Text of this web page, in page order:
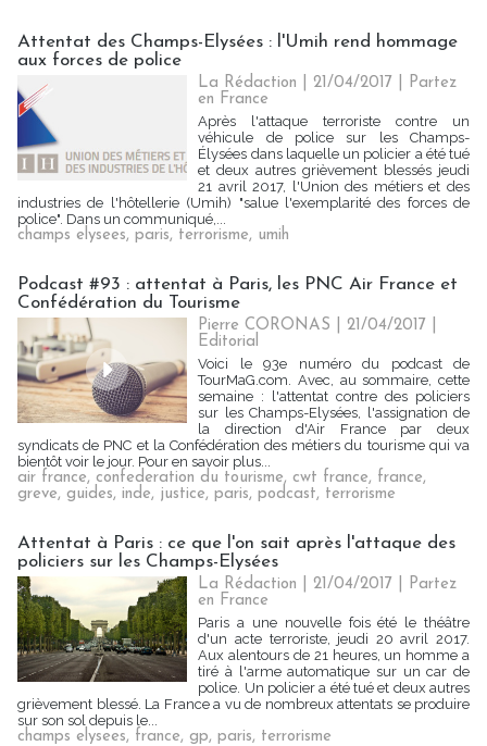
Attentat des Champs-Elysées : l'Umih rend hommage
aux forces de police
La Rédaction | 21/04/2017
Partez
en France
Après l'attaque terroriste contre un
véhicule de police sur les Champs-
Élysées dans laquelle un policier a été tué
et deux autres grièvement blessés jeudi
21 avril 2017, l'Union des métiers et des
industries de l'hôtellerie (Umih) "salue l'exemplarité des forces de
police". Dans un communiqué,...
champs elysees, paris, terrorisme, umih
Podcast #93 : attentat à Paris, les PNC Air France et
Confédération du Tourisme
Pierre CORONAS | 21/04/2017
Editorial
Voici le 93e numéro du podcast de
TourMaG.com. Avec, au sommaire, cette
semaine : l'attentat contre des policiers
sur les Champs-Elysées, l'assignation de
la direction d'Air France par deux
syndicats de PNC et la Confédération des métiers du tourisme qui va
bientôt voir le jour. Pour en savoir plus...
air france, confederation du tourisme, cwt france, france,
greve, guides, inde, justice, paris, podcast, terrorisme
Attentat à Paris : ce que l'on sait après l'attaque des
policiers sur les Champs-Elysées
La Rédaction | 21/04/2017
Partez
en France
Paris a une nouvelle fois été le théâtre
d'un acte terroriste, jeudi 20 avril 2017.
Aux alentours de 21 heures, un homme a
tiré à l'arme automatique sur un car de
police. Un policier a été tué et deux autres
grièvement blessé. La France a vu de nombreux attentats se produire
sur son sol depuis le...
champs elysees, france, gp, paris, terrorisme